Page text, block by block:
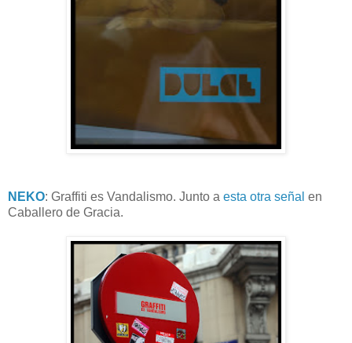
NEKO: Graffiti es Vandalismo. Junto a esta otra señal en
Caballero de Gracia.